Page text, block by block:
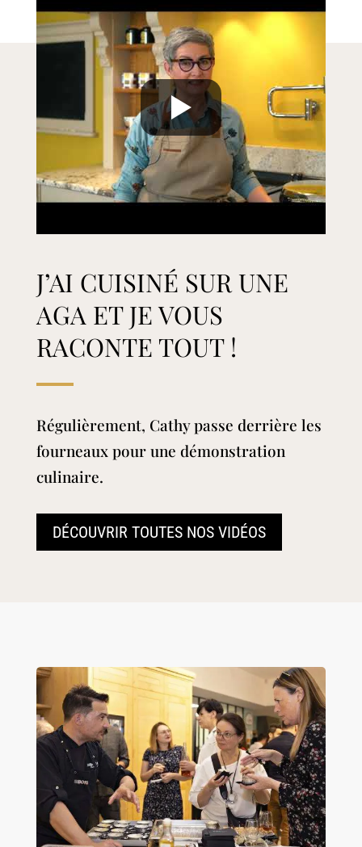
J’AI CUISINÉ SUR UNE
AGA ET JE VOUS
RACONTE TOUT !
Régulièrement, Cathy passe derrière les
fourneaux pour une démonstration
culinaire.
DÉCOUVRIR TOUTES NOS VIDÉOS